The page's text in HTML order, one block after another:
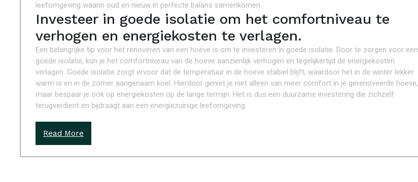
leefomgeving waarin oud en nieuw in perfecte balans samenkomen.
Investeer in goede isolatie om het comfortniveau te
verhogen en energiekosten te verlagen.
Een belangrijke tip voor het renoveren van een hoeve is om te investeren in goede isolatie. Door te zorgen voor een
goede isolatie, kun je het comfortniveau van de hoeve aanzienlijk verhogen en tegelijkertijd de energiekosten
verlagen. Goede isolatie zorgt ervoor dat de temperatuur in de hoeve stabiel blijft, waardoor het in de winter lekker
warm is en in de zomer aangenaam koel. Hierdoor geniet je niet alleen van meer comfort in je gerenoveerde hoeve,
maar bespaar je ook op energiekosten op de lange termijn. Het is dus een duurzame investering die zichzelf
terugverdient en bijdraagt aan een energiezuinige leefomgeving.
Read More